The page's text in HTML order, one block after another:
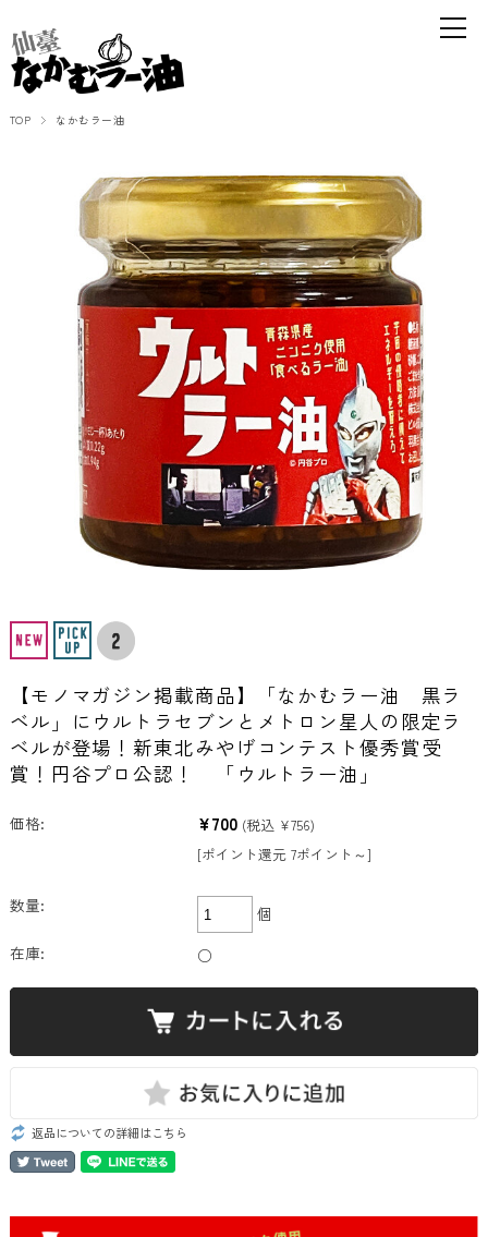
TOP なかむラー油
【モノマガジン掲載商品】「なかむラー油 黒ラ
ベル」にウルトラセブンとメトロン星人の限定ラ
ベルが登場！新東北みやげコンテスト優秀賞受
賞！円谷プロ公認！ 「ウルトラー油」
価格: ¥700 (税込 ¥756)
[ポイント還元 7ポイント～]
数量:
個
在庫:
○
返品についての詳細はこちら